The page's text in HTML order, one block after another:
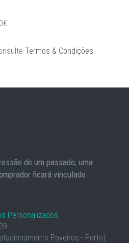
Termos & Condições.
de um passado, uma
ficará vinculado.
Personalizados
Poveiros - Porto)